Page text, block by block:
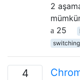
2
25
switching
4